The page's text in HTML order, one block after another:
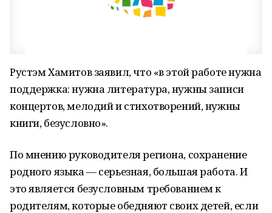
Рустэм Хамитов заявил, что «в этой работе нужна
поддержка: нужна литература, нужны записи
концертов, мелодий и стихотворений, нужны
книги, безусловно».
По мнению руководителя региона, сохранение
родного языка — серьезная, большая работа. И
это является безусловным требованием к
родителям, которые обедняют своих детей, если